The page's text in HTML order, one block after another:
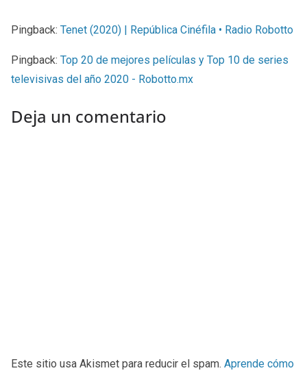
Pingback: Tenet (2020) | República Cinéfila • Radio Robotto
Pingback: Top 20 de mejores películas y Top 10 de series
televisivas del año 2020 - Robotto.mx
Deja un comentario
Este sitio usa Akismet para reducir el spam. Aprende cómo